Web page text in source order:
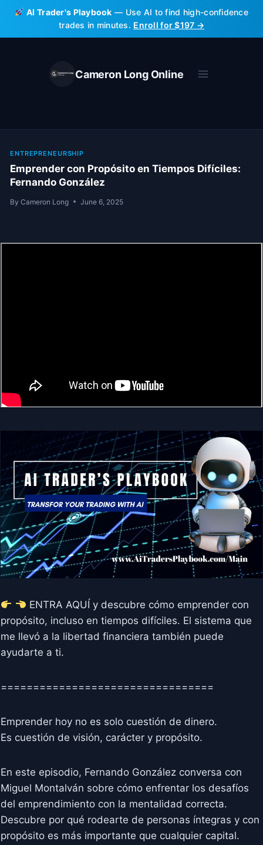
Skip
content
AI Trader's Playbook — Use AI to find high-confidence
trades in minutes. Enroll for $197 →
Cameron Long Online
ENTREPRENEURSHIP
Emprender con Propósito en Tiempos Difíciles:
Fernando González
By Cameron Long June 6, 2025
ENTRA AQUÍ y descubre cómo emprender con
propósito, incluso en tiempos difíciles. El sistema que
me llevó a la libertad financiera también puede
ayudarte a ti.
=================================
Emprender hoy no es solo cuestión de dinero.
Es cuestión de visión, carácter y propósito.
En este episodio, Fernando González conversa con
Miguel Montalván sobre cómo enfrentar los desafíos
del emprendimiento con la mentalidad correcta.
Descubre por qué rodearte de personas íntegras y con
propósito es más importante que cualquier capital.